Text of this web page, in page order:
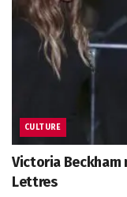
CULTURE
Victoria Beckham
Lettres